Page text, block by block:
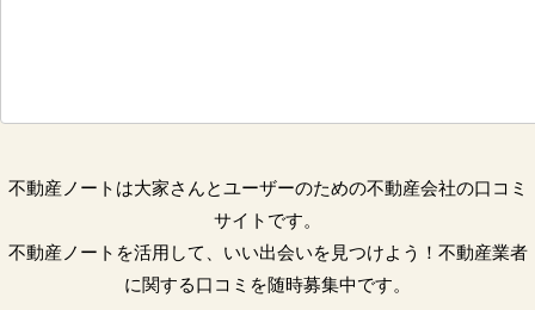
不動産ノートは大家さんとユーザーのための不動産会社の口コミ
サイトです。
不動産ノートを活用して、いい出会いを見つけよう！不動産業者
に関する口コミを随時募集中です。